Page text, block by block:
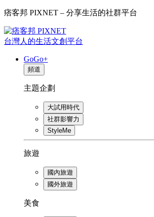
痞客邦 PIXNET – 分享生活的社群平台
台灣人的生活文創平台
GoGo+
頻道
主題企劃
大試用時代
社群影響力
StyleMe
旅遊
國內旅遊
國外旅遊
美食